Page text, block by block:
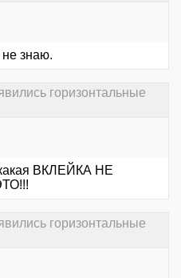
знаю.
горизонтальные
ВКЛЕЙКА НЕ
горизонтальные